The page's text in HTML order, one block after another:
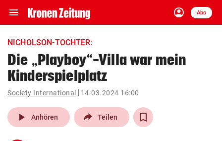
menu Navigation
ein-/ausklappen
account_circle
Anmelden
Abo
close Schließen
account_circle Anmelden
pin_drop
Wien arrow_right
NICHOLSON-TOCHTER:
Die „Playboy“-Villa war mein
Kinderspielplatz
Society International 14.03.2024 16:00
play_arrow Anhören Teilen